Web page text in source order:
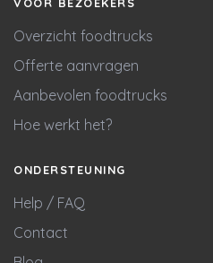
Overzicht foodtrucks
Offerte aanvragen
Aanbevolen foodtrucks
Hoe werkt het?
ONDERSTEUNING
Help / FAQ
Contact